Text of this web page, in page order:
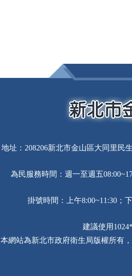
地址：208206新北市金山區大同里民
為民服務時間：週一至週五
掛號時間：上午8:00~11:30；
建議使用
本網站為新北市政府衛生局版權所有